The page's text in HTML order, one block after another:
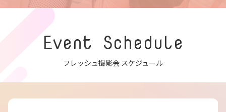
Event Schedule
フレッシュ撮影会 スケジュール